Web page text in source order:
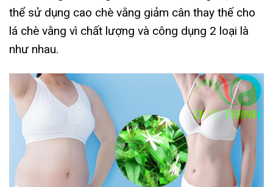
thể sử dụng cao chè vằng giảm cân thay thế cho
lá chè vằng vì chất lượng và công dụng 2 loại là
như nhau.